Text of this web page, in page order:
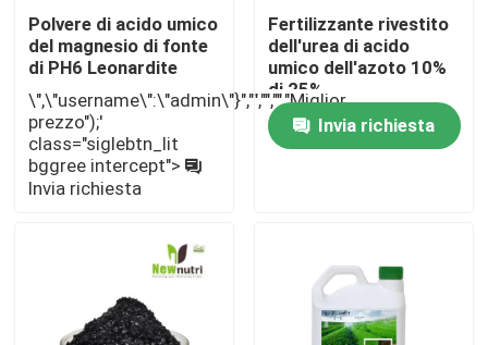
Casa
Prodotti
Circa noi
Polvere di acido umico
del magnesio di fonte
di PH6 Leonardite
\",\"username\":\"admin\"}","","","","Miglior
prezzo");'
class="siglebtn_lit
bggree intercept">
Invia richiesta
Fertilizzante rivestito
dell'urea di acido
umico dell'azoto 10%
di 25%
Invia richiesta